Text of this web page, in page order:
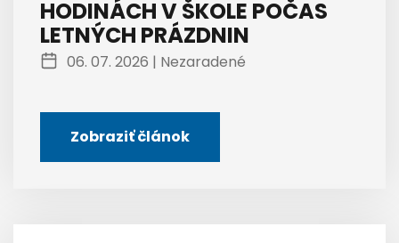
HODINÁCH V ŠKOLE POČAS
LETNÝCH PRÁZDNIN
06. 07. 2026 | Nezaradené
Zobraziť článok